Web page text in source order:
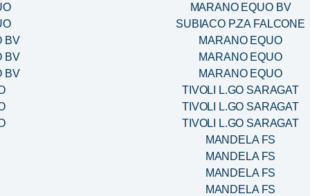
MARANO EQUO BV
SUBIACO P.ZA FALCONE
BV
MARANO EQUO
BV
MARANO EQUO
BV
MARANO EQUO
TIVOLI L.GO SARAGAT
TIVOLI L.GO SARAGAT
TIVOLI L.GO SARAGAT
MANDELA FS
MANDELA FS
MANDELA FS
MANDELA FS